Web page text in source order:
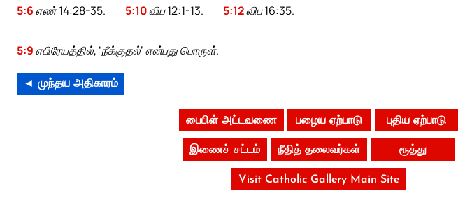
5:6எண் 14:28-35. 5:10விப 12:1-13. 5:12விப 16:35.
5:9எபிரேயத்தில், ‘நீக்குதல்’ என்பது பொருள்.
◄ முந்தய அதிகாரம்
பைபிள் அட்டவணை பழைய ஏற்பாடு புதிய ஏற்பாடு
இணைச் சட்டம் நீதித் தலைவர்கள் ரூத்து
Visit Catholic Gallery Main Site